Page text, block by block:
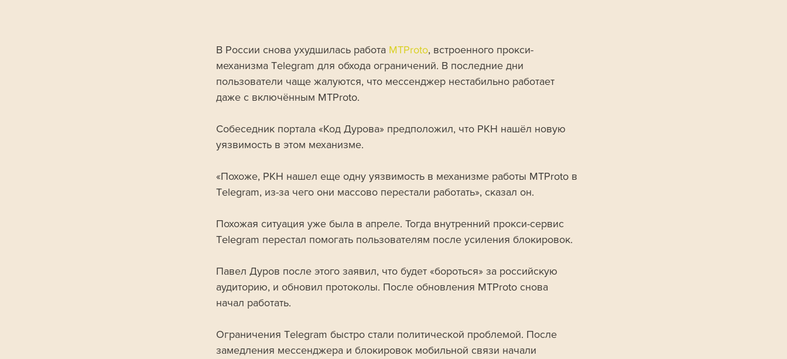
В России снова ухудшилась работа MTProto, встроенного прокси-
механизма Telegram для обхода ограничений. В последние дни
пользователи чаще жалуются, что мессенджер нестабильно работает
даже с включённым MTProto.
Собеседник портала «Код Дурова» предположил, что РКН нашёл новую
уязвимость в этом механизме.
«Похоже, РКН нашел еще одну уязвимость в механизме работы MTProto в
Telegram, из-за чего они массово перестали работать», сказал он.
Похожая ситуация уже была в апреле. Тогда внутренний прокси-сервис
Telegram перестал помогать пользователям после усиления блокировок.
Павел Дуров после этого заявил, что будет «бороться» за российскую
аудиторию, и обновил протоколы. После обновления MTProto снова
начал работать.
Ограничения Telegram быстро стали политической проблемой. После
замедления мессенджера и блокировок мобильной связи начали